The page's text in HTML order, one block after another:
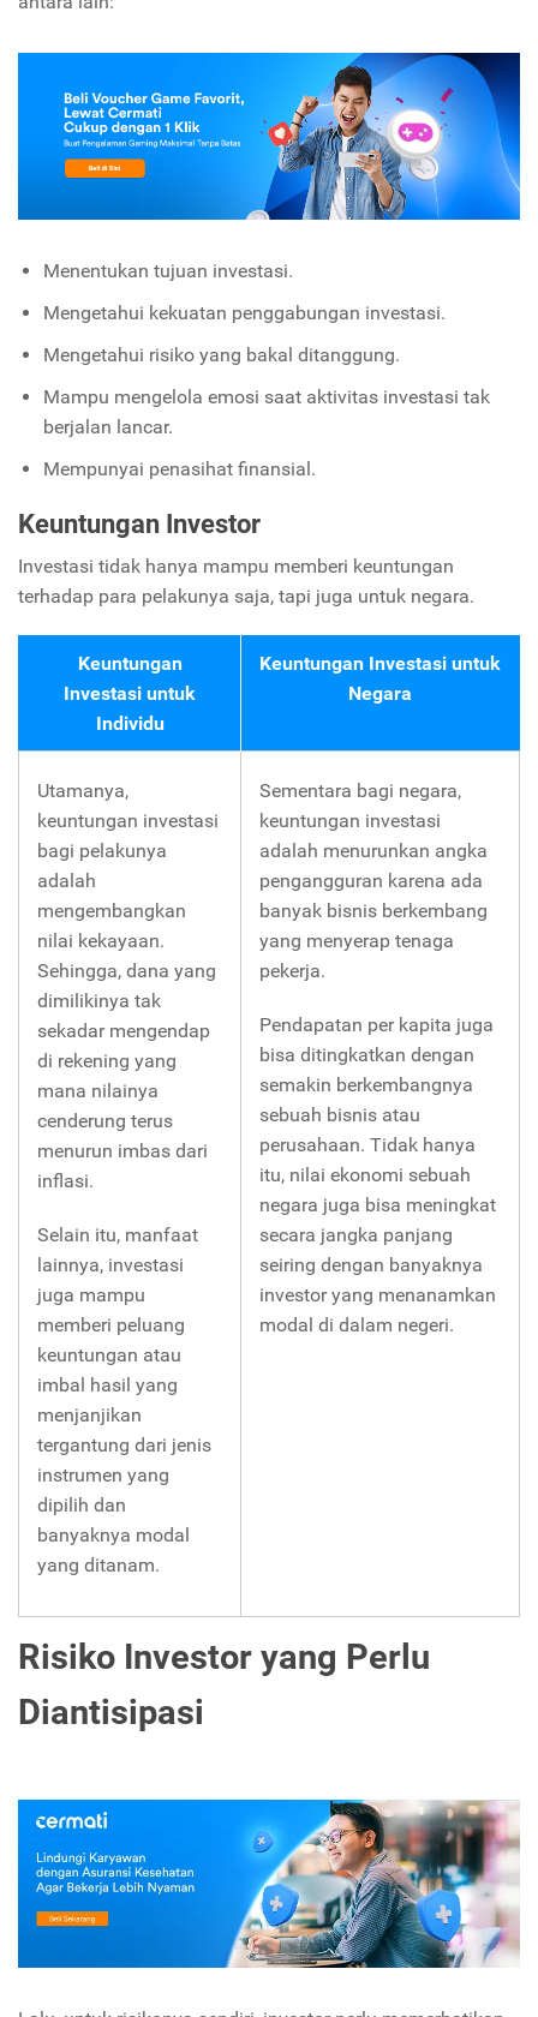
Menentukan tujuan investasi.
Mengetahui kekuatan penggabungan investasi.
Mengetahui risiko yang bakal ditanggung.
Mampu mengelola emosi saat aktivitas investasi tak
berjalan lancar.
Mempunyai penasihat finansial.
Keuntungan Investor
Investasi tidak hanya mampu memberi keuntungan
terhadap para pelakunya saja, tapi juga untuk negara.
Keuntungan
Investasi untuk
Individu
Keuntungan Investasi untuk
Negara
Utamanya,
keuntungan investasi
bagi pelakunya
adalah
mengembangkan
nilai kekayaan.
Sehingga, dana yang
dimilikinya tak
sekadar mengendap
di rekening yang
mana nilainya
cenderung terus
menurun imbas dari
inflasi.
Selain itu, manfaat
lainnya, investasi
juga mampu
memberi peluang
keuntungan atau
imbal hasil yang
menjanjikan
tergantung dari jenis
instrumen yang
dipilih dan
banyaknya modal
yang ditanam.
Sementara bagi negara,
keuntungan investasi
adalah menurunkan angka
pengangguran karena ada
banyak bisnis berkembang
yang menyerap tenaga
pekerja.
Pendapatan per kapita juga
bisa ditingkatkan dengan
semakin berkembangnya
sebuah bisnis atau
perusahaan. Tidak hanya
itu, nilai ekonomi sebuah
negara juga bisa meningkat
secara jangka panjang
seiring dengan banyaknya
investor yang menanamkan
modal di dalam negeri.
Risiko Investor yang Perlu
Diantisipasi